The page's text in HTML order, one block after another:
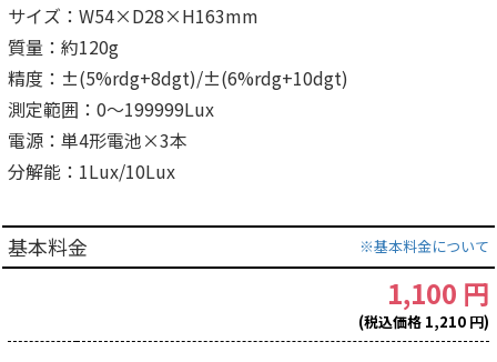
サイズ：W54×D28×H163mm
質量：約120g
精度：±(5%rdg+8dgt)/±(6%rdg+10dgt)
測定範囲：0～199999Lux
電源：単4形電池×3本
分解能：1Lux/10Lux
基本料金 ※基本料金について
1,100 円
(税込価格 1,210 円)